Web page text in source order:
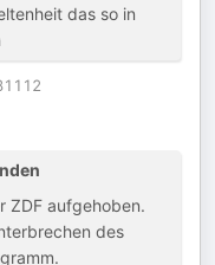
das so in
ZDF aufgehoben.
des